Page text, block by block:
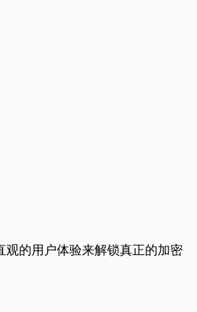
的用户体验来解锁真正的加密